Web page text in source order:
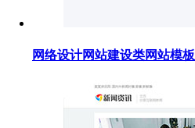
网络设计网站建设类网站模板